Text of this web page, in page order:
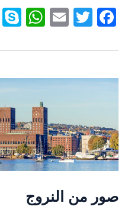
Facebook
Twitter
Email
صور من النروج